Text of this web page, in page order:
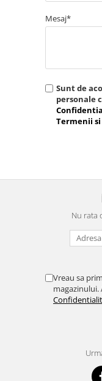
Mesaj*
Sunt de
personale
Termenii
Nu rata
Vreau sa
magazinului.